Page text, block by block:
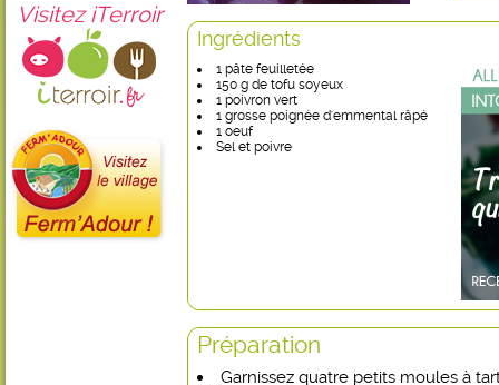
Visitez iTerroir
Ingrédients
1 pâte feuilletée
150 g de tofu soyeux
1 poivron vert
1 grosse poignée d'emmental râpé
1 oeuf
Sel et poivre
Préparation
Garnissez quatre petits moules à